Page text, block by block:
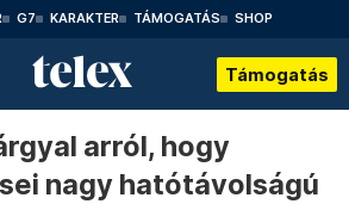
G7 KARAKTER TÁMOGATÁS SHOP
Támogatás
arról, hogy
nagy hatótávolságú